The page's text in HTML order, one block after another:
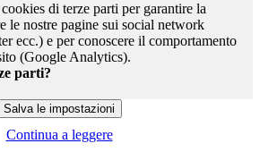
di terze parti per garantire la
le nostre pagine sui social network
ecc.) e per conoscere il comportamento
(Google Analytics).
parti?
Continua a leggere